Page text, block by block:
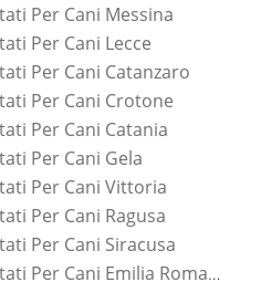
Per Cani Messina
Per Cani Lecce
Per Cani Catanzaro
Per Cani Crotone
Per Cani Catania
Per Cani Gela
Per Cani Vittoria
Per Cani Ragusa
Per Cani Siracusa
Costo Snack Disidrtati Per Cani Emilia Romagna